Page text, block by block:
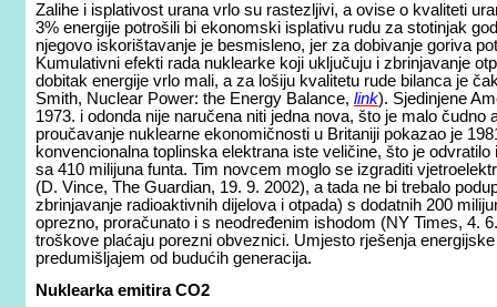
Zalihe i isplativost urana vrlo su rastezljivi, a ovise o kvaliteti
3% energije potrošili bi ekonomski isplativu rudu za stotinjak
njegovo iskorištavanje je besmisleno, jer za dobivanje goriva
Kumulativni efekti rada nuklearke koji uključuju i zbrinjavanje
dobitak energije vrlo mali, a za lošiju kvalitetu rude bilanca je
Smith, Nuclear Power: the Energy Balance, link). Sjedinjene
1973. i odonda nije naručena niti jedna nova, što je malo
proučavanje nuklearne ekonomičnosti u Britaniji pokazao je
konvencionalna toplinska elektrana iste veličine, što je
sa 410 milijuna funta. Tim novcem moglo se izgraditi
(D. Vince, The Guardian, 19. 9. 2002), a tada ne bi trebalo
zbrinjavanje radioaktivnih dijelova i otpada) s dodatnih 200
oprezno, proračunato i s neodređenim ishodom (NY Times, 4.
troškove plaćaju porezni obveznici. Umjesto rješenja
predumišljajem od budućih generacija.
Nuklearka emitira CO2